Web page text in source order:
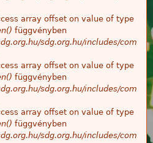
array offset on value of type
függvényben
sdg.org.hu/includes/com
array offset on value of type
függvényben
sdg.org.hu/includes/com
array offset on value of type
függvényben
sdg.org.hu/includes/com